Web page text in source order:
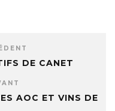
DE CANET
AOC ET VINS DE